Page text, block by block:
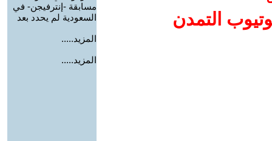
التمدن
مسابقة -إنترفيجن- في
السعودية لم يحدد بعد
المزيد.....
المزيد.....